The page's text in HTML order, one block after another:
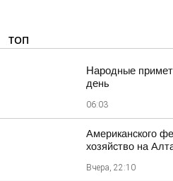
ТОП
Hapoдныe
дeнь
06:03
Американского
хозяйство на
Вчера, 22:10